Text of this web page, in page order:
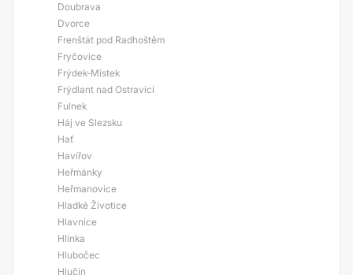
Doubrava
Dvorce
Frenštát pod Radhoštěm
Fryčovice
Frýdek-Místek
Frýdlant nad Ostravicí
Fulnek
Háj ve Slezsku
Hať
Havířov
Heřmánky
Heřmanovice
Hladké Životice
Hlavnice
Hlinka
Hlubočec
Hlučín